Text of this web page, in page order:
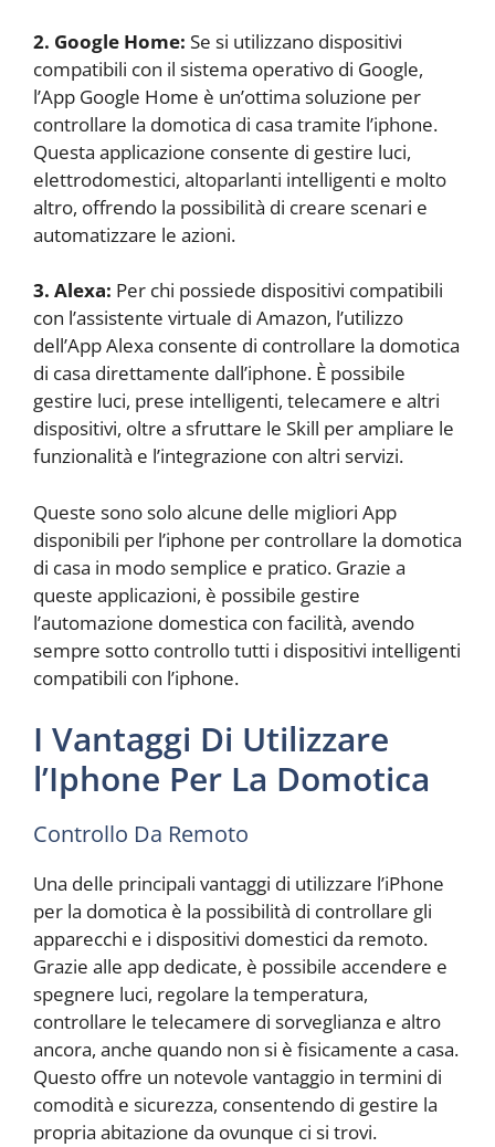
2. Google Home: Se si utilizzano dispositivi
compatibili con il sistema operativo di Google,
l’App Google Home è un’ottima soluzione per
controllare la domotica di casa tramite l’iphone.
Questa applicazione consente di gestire luci,
elettrodomestici, altoparlanti intelligenti e molto
altro, offrendo la possibilità di creare scenari e
automatizzare le azioni.
3. Alexa: Per chi possiede dispositivi compatibili
con l’assistente virtuale di Amazon, l’utilizzo
dell’App Alexa consente di controllare la domotica
di casa direttamente dall’iphone. È possibile
gestire luci, prese intelligenti, telecamere e altri
dispositivi, oltre a sfruttare le Skill per ampliare le
funzionalità e l’integrazione con altri servizi.
Queste sono solo alcune delle migliori App
disponibili per l’iphone per controllare la domotica
di casa in modo semplice e pratico. Grazie a
queste applicazioni, è possibile gestire
l’automazione domestica con facilità, avendo
sempre sotto controllo tutti i dispositivi intelligenti
compatibili con l’iphone.
I Vantaggi Di Utilizzare
l’Iphone Per La Domotica
Controllo Da Remoto
Una delle principali vantaggi di utilizzare l’iPhone
per la domotica è la possibilità di controllare gli
apparecchi e i dispositivi domestici da remoto.
Grazie alle app dedicate, è possibile accendere e
spegnere luci, regolare la temperatura,
controllare le telecamere di sorveglianza e altro
ancora, anche quando non si è fisicamente a casa.
Questo offre un notevole vantaggio in termini di
comodità e sicurezza, consentendo di gestire la
propria abitazione da ovunque ci si trovi.